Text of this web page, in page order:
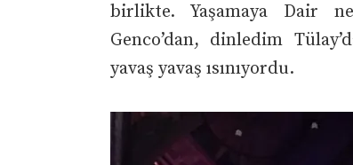
birlikte. Yaşamaya Dair
Genco’dan, dinledim
yavaş yavaş ısınıyordu.